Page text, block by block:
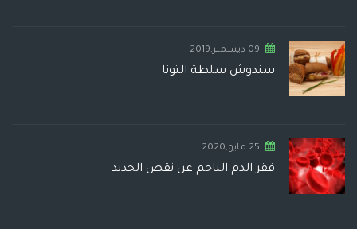
09 ديسمبر,2019
سندوش سلطة التونا
25 مايو,2020
فقر الدم الناجم عن نقص الحديد